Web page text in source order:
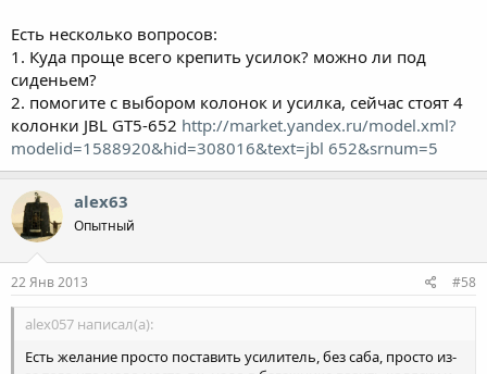
Есть несколько вопросов:
1. Куда проще всего крепить усилок? можно ли под
сиденьем?
2. помогите с выбором колонок и усилка, сейчас стоят 4
колонки JBL GT5-652 http://market.yandex.ru/model.xml?
modelid=1588920&hid=308016&text=jbl 652&srnum=5
alex63
Опытный
22 Янв 2013 #58
alex057 написал(а):
Есть желание просто поставить усилитель, без саба, просто из-